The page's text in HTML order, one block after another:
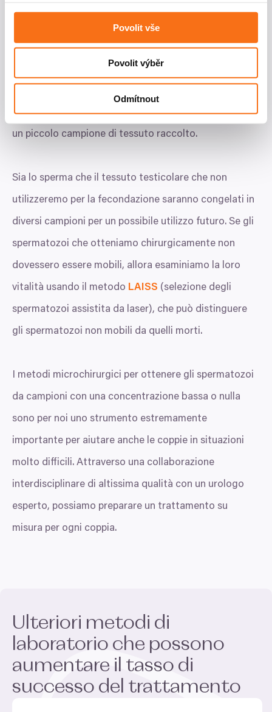
soubory cookie. Informace o tom, jak náš web používáte,
sdílíme se svými partnery pro sociální média, inzerci a
získali v důsledku toho, že používáte jejich služby.
Povolit vše
Povolit výběr
Odmítnout
non ci consente di ottenere lo sperma dai
campioni raccolti, scegliamo il percorsoTESE
(Testicular Sperm Extraction ovvero Estrazione
sperma direttamente dai dotti dei testicoli, attraverso
un piccolo campione di tessuto raccolto.
Sia lo sperma che il tessuto testicolare che non
utilizzeremo per la fecondazione saranno congelati in
diversi campioni per un possibile utilizzo futuro. Se gli
spermatozoi che otteniamo chirurgicamente non
dovessero essere mobili, allora esaminiamo la loro
vitalità usando il metodo LAISS (selezione degli
spermatozoi assistita da laser), che può distinguere
gli spermatozoi non mobili da quelli morti.
I metodi microchirurgici per ottenere gli spermatozoi
da campioni con una concentrazione bassa o nulla
sono per noi uno strumento estremamente
importante per aiutare anche le coppie in situazioni
molto difficili. Attraverso una collaborazione
interdisciplinare di altissima qualità con un urologo
esperto, possiamo preparare un trattamento su
misura per ogni coppia.
Ulteriori metodi di
laboratorio che possono
aumentare il tasso di
successo del trattamento